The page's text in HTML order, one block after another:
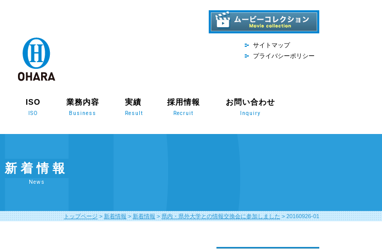
サイトマップ
プライバシーポリシー
ISO
ISO
業務内容
Business
実績
Result
採用情報
Recruit
お問い合わせ
Inquiry
新着情報
News
トップページ > 新着情報 > 新着情報 > 県内・県外大学との情報交換会に参加しました > 20160926-01